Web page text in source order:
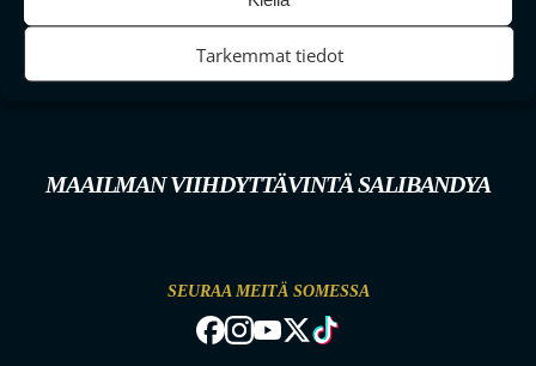
Tarkemmat tiedot
MAAILMAN VIIHDYTTÄVINTÄ SALIBANDYA
SEURAA MEITÄ SOMESSA